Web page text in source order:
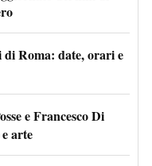
Roma: date, orari e
e Francesco Di
arte